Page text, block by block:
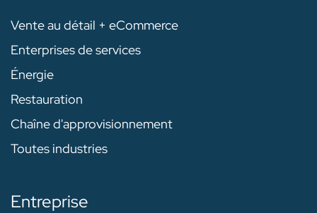
Vente au détail + eCommerce
Enterprises de services
Énergie
Restauration
Chaîne d'approvisionnement
Toutes industries
Entreprise